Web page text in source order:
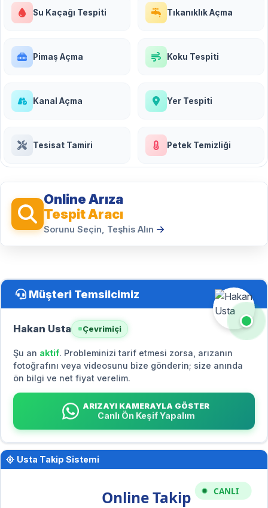
Su Kaçağı Tespiti Tıkanıklık Açma
Pimaş Açma Koku Tespiti
Kanal Açma Yer Tespiti
Tesisat Tamiri Petek Temizliği
Online Arıza
Tespit Aracı
Sorunu Seçin, Teşhis Alın
Müşteri Temsilcimiz
Hakan Usta Çevrimiçi
Şu an aktif. Probleminizi tarif etmesi zorsa, arızanın
fotoğrafını veya videosunu bize gönderin; size anında
ön bilgi ve net fiyat verelim.
ARIZAYI KAMERAYLA GÖSTER
Canlı Ön Keşif Yapalım
Usta Takip Sistemi
CANLI
Online Takip